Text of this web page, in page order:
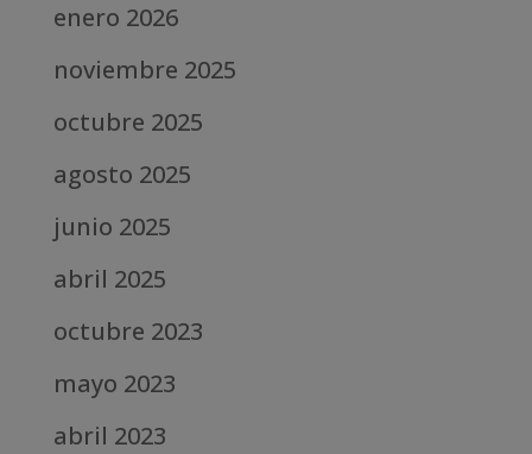
enero 2026
noviembre 2025
octubre 2025
agosto 2025
junio 2025
abril 2025
octubre 2023
mayo 2023
abril 2023